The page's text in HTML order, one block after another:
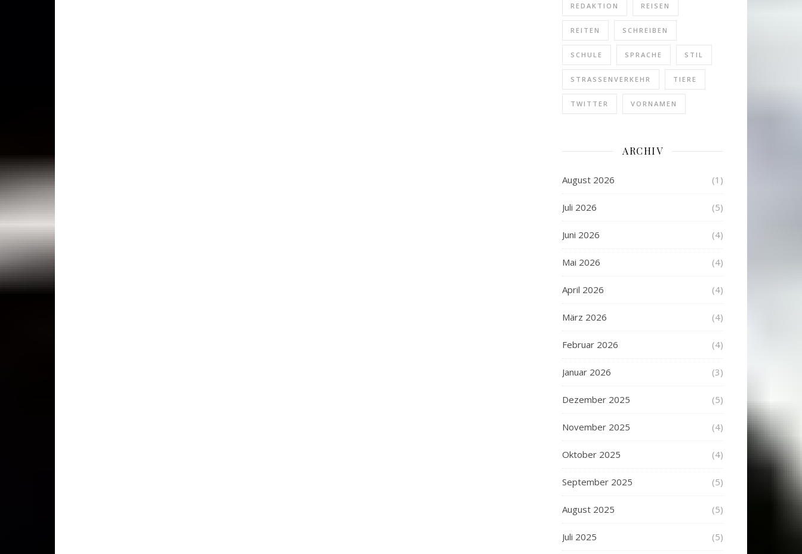
REDAKTION REISEN
REITEN SCHREIBEN
SCHULE SPRACHE STIL
STRASSENVERKEHR TIERE
TWITTER VORNAMEN
ARCHIV
August 2026 (1)
Juli 2026 (5)
Juni 2026 (4)
Mai 2026 (4)
April 2026 (4)
März 2026 (4)
Februar 2026 (4)
Januar 2026 (3)
Dezember 2025 (5)
November 2025 (4)
Oktober 2025 (4)
September 2025 (5)
August 2025 (5)
Juli 2025 (5)